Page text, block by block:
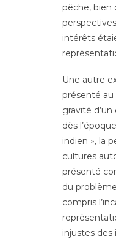
pêche, bien
intérêts
Une autre
présenté au
gravité
dès
indien », la
cultures
présenté
du
compris
injustes des